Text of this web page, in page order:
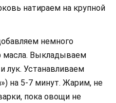
натираем на крупной
немного
масла. Выкладываем
лук. Устанавливаем
на 5-7 минут. Жарим, не
пока овощи не